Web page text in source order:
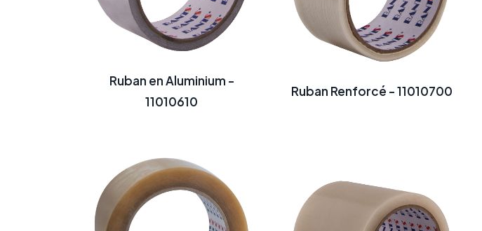
Ruban en Aluminium -
11010610
Ruban Renforcé - 11010700